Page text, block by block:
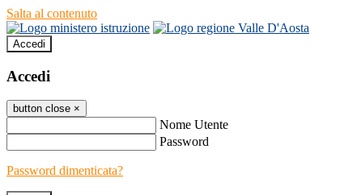
Salta al contenuto
Accedi
Accedi
button close ×
Nome Utente
Password
Password dimenticata?